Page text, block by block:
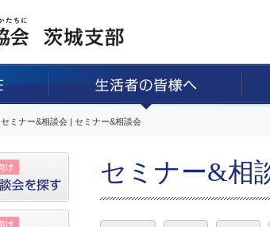
セミナー&相談会 | セミナー&相談会
セミナー&相